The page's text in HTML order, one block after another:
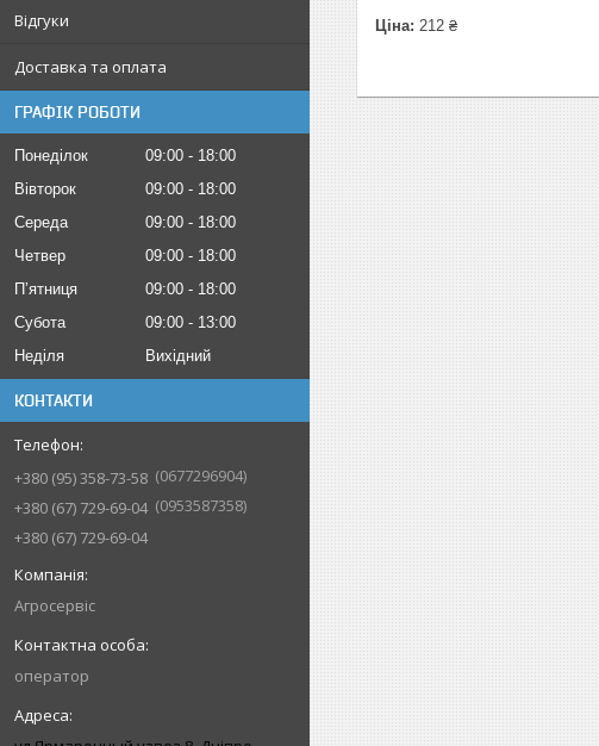
Відгуки
Доставка та оплата
ГРАФІК РОБОТИ
Понеділок 09:00
18:00
Вівторок
09:00
18:00
Середа
09:00
18:00
Четвер
09:00
18:00
Пʼятниця
09:00
18:00
Субота
09:00
13:00
Неділя
Вихідний
КОНТАКТИ
+380 (95) 358-73-58
0677296904
+380 (67) 729-69-04
0953587358
+380 (67) 729-69-04
Агросервіс
оператор
Ціна: 212 ₴